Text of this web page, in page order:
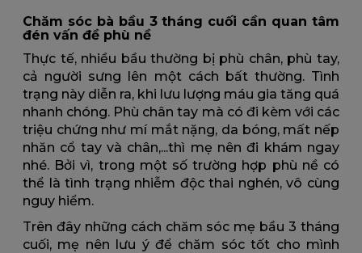
Chăm sóc bà bầu 3 tháng cuối cần quan tâm
đén vấn đề phù nề
Thực tế, nhiều bầu thường bị phù chân, phù tay,
cả người sưng lên một cách bất thường. Tình
trạng này diễn ra, khi lưu lượng máu gia tăng quá
nhanh chóng. Phù chân tay mà có đi kèm với các
triệu chứng như mí mắt nặng, da bóng, mất nếp
nhăn cổ tay và chân,...thì mẹ nên đi khám ngay
nhé. Bởi vì, trong một số trường hợp phù nề có
thể là tình trạng nhiễm độc thai nghén, vô cùng
nguy hiểm.
Trên đây những cách chăm sóc mẹ bầu 3 tháng
cuối, mẹ nên lưu ý để chăm sóc tốt cho mình